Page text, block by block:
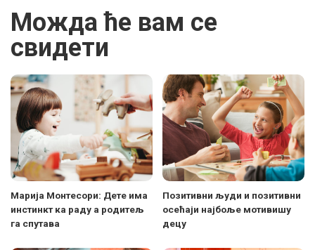
Можда ће вам се
свидети
Марија Монтесори: Дете има
инстинкт ка раду а родитељ
га спутава
Позитивни људи и позитивни
осећаји најбоље мотивишу
децу